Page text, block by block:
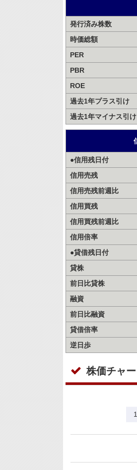
発行済み株数
時価総額
PER
PBR
ROE
過去1年プラス引け
過去1年マイナス引け
●信用残日付
信用売残
信用売残前週比
信用買残
信用買残前週比
信用倍率
●貸借残日付
貸株
前日比貸株
融資
前日比融資
貸借倍率
逆日歩
株価チャー